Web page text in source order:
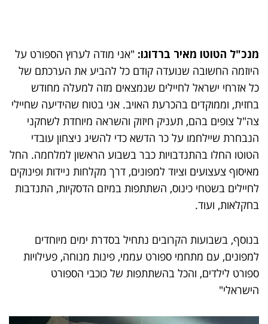
מנכ"ל הטוטו מאיר ברדוגו: "אני מודה לערוץ הספורט על
היוזמה החשובה שנועדה קודם כל להביע את הערכתם של
כל אזרחי ישראל לחיילים שנמצאים מזה למעלה מחודש
בחזית, וממוקדים בהכרעת האויב. אני בטוח שהידיעה שחיילי
צה"ל צופים בהם, תעניק חיזוק והשראה מיוחדת לשחקני
הנבחרת שיילחמו על כר הדשא כדי להשיג ניצחון עובדי
הטוטו החלו בהתנדבויות כבר בשבוע הראשון למלחמה. החל
מאיסוף צעצועים וציוד למפונים, דרך מקלחות ניידות ופינוקים
לחיילים בשטחי כינוס, השתתפות במיזם הדסקיות, התנדבות
בחקלאות, ועוד.
בנוסף, בשבועות הקרובים נתחיל בסדרת ימים מיוחדים
למפונים, עם מתחמי ספורט עממי, פינות מנוחה, פעילויות
ספורט לילדים, והכל בהשתתפות של כוכבי הספורט
הישראלי"